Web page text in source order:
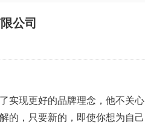
公司
现更好的品牌理念，他不关心
的，只要新的，即使你想为自己